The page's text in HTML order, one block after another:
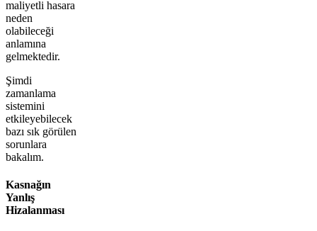
maliyetli hasara
neden
olabileceği
anlamına
gelmektedir.
Şimdi
zamanlama
sistemini
etkileyebilecek
bazı sık görülen
sorunlara
bakalım.
Kasnağın
Yanlış
Hizalanması